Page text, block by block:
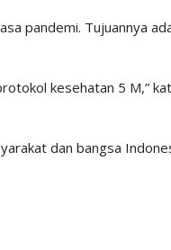
pandemi. Tujuannya
kesehatan 5 M,”
dan bangsa